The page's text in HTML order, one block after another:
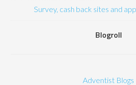
Survey, cash back sites and
Blogroll
Adventist Blogs